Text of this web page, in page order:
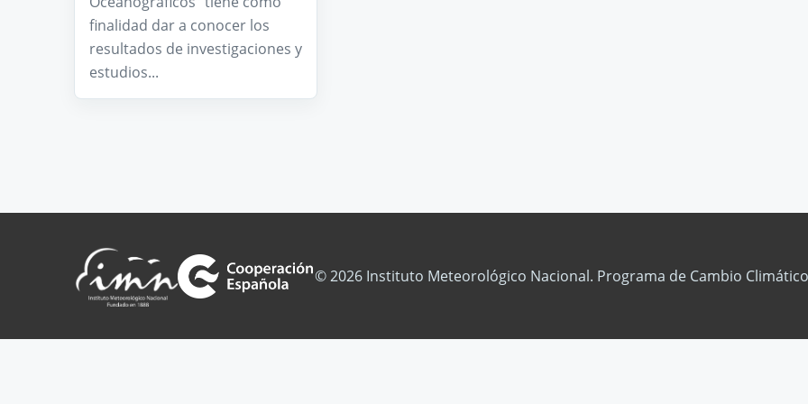
finalidad dar a conocer los
resultados de investigaciones y
estudios...
© 2026 Instituto Meteorológico Nacional. Programa de Cambio